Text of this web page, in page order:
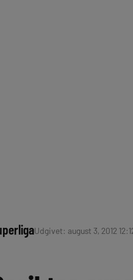
Udgivet: august 3, 2012